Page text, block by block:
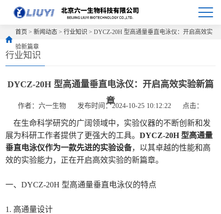
首页 >新闻动态 >行业知识 > DYCZ-20H 型高通量垂直电泳仪：开启高效实
验新篇章
行业知识
DYCZ-20H 型高通量垂直电泳仪：开启高效实验新篇
章
作者：六一生物 发布时间：2024-10-25 10:12:22 点击：
在生命科学研究的广阔领域中，实验仪器的不断创新和发
展为科研工作者提供了更强大的工具。DYCZ-20H 型高通量
垂直电泳仪作为一款先进的实验设备，以其卓越的性能和高
效的实验能力，正在开启高效实验的新篇章。
一、DYCZ-20H 型高通量垂直电泳仪的特点
1. 高通量设计